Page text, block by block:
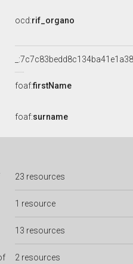
ocd:rif_organo
foaf:firstName
foaf:surname
23 resources
1 resource
13 resources
2 resources